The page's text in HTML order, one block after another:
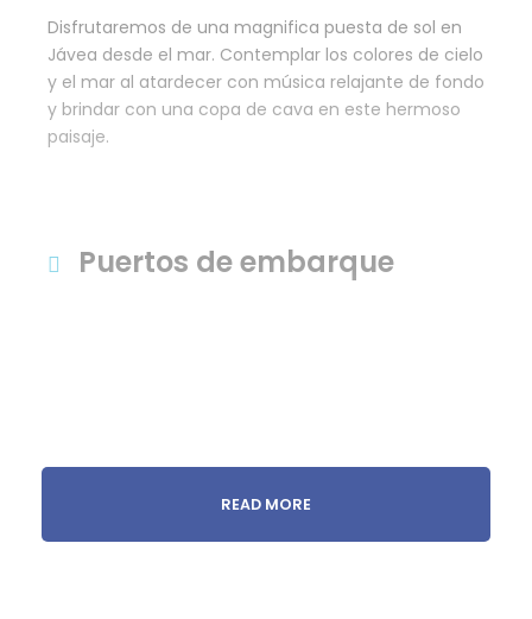
Disfrutaremos de una magnifica puesta de sol en
Jávea desde el mar. Contemplar los colores de cielo
y el mar al atardecer con música relajante de fondo
y brindar con una copa de cava en este hermoso
paisaje.
Puertos de embarque
READ MORE